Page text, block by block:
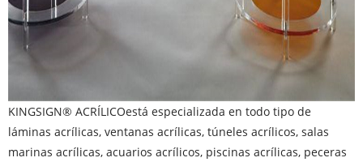
KINGSIGN® ACRÍLICOestá especializada en todo tipo de
láminas acrílicas, ventanas acrílicas, túneles acrílicos, salas
marinas acrílicas, acuarios acrílicos, piscinas acrílicas, peceras